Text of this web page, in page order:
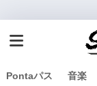
Pontaパス 音楽